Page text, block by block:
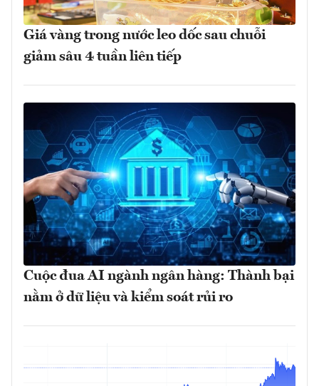
Giá vàng trong nước leo dốc sau chuỗi
giảm sâu 4 tuần liên tiếp
Cuộc đua AI ngành ngân hàng: Thành bại
nằm ở dữ liệu và kiểm soát rủi ro